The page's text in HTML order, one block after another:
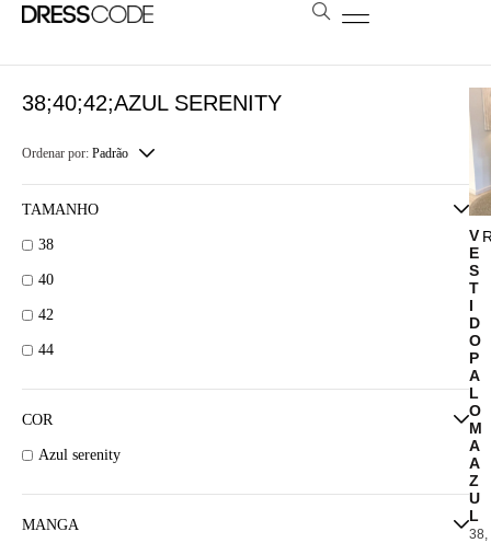
38;40;42;AZUL SERENITY
Ordenar por: Padrão
TAMANHO
38
40
42
44
COR
Azul serenity
MANGA
V
E
S
T
I
D
O
P
A
L
O
M
A
A
Z
U
L
38,